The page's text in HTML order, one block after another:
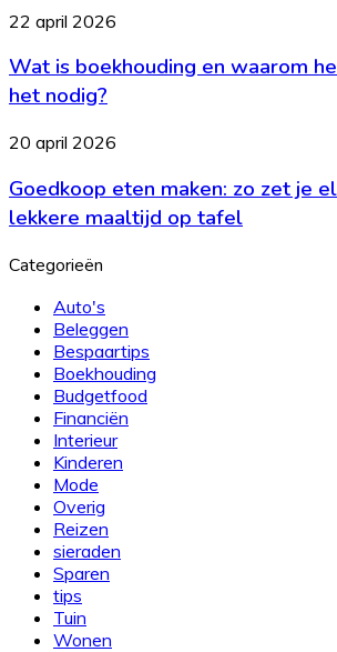
die
echt
werken
Wat
boekhouding
en
waarom
elk
het
nodig?
22 april 2026
Wat is boekhouding en waarom
het nodig?
Goedkoop
maken:
zo
zet
elke
lekkere
maaltijd
20 april 2026
Goedkoop eten maken: zo zet je
lekkere maaltijd op tafel
Categorieën
Auto's
Beleggen
Bespaartips
Boekhouding
Budgetfood
Financiën
Interieur
Kinderen
Mode
Overig
Reizen
sieraden
Sparen
tips
Tuin
Wonen